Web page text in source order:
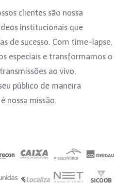
clientes são nossa
institucionais que
de sucesso. Com time-lapse,
especiais e transformamos o
ao vivo,
público de maneira
nossa missão.